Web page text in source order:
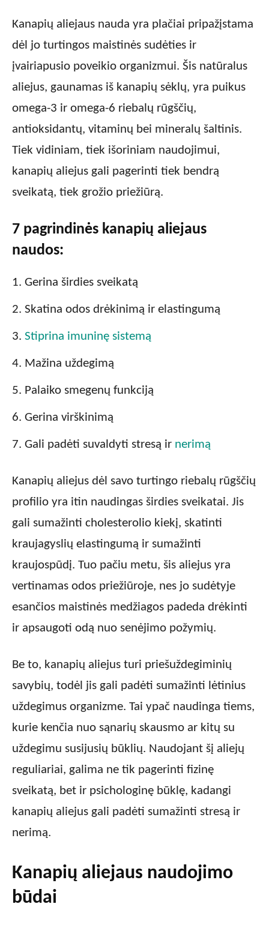
Kanapių aliejaus nauda yra plačiai pripažįstama
dėl jo turtingos maistinės sudėties ir
įvairiapusio poveikio organizmui. Šis natūralus
aliejus, gaunamas iš kanapių sėklų, yra puikus
omega-3 ir omega-6 riebalų rūgščių,
antioksidantų, vitaminų bei mineralų šaltinis.
Tiek vidiniam, tiek išoriniam naudojimui,
kanapių aliejus gali pagerinti tiek bendrą
sveikatą, tiek grožio priežiūrą.
7 pagrindinės kanapių aliejaus
naudos:
Gerina širdies sveikatą
Skatina odos drėkinimą ir elastingumą
Stiprina imuninę sistemą
Mažina uždegimą
Palaiko smegenų funkciją
Gerina virškinimą
Gali padėti suvaldyti stresą ir nerimą
Kanapių aliejus dėl savo turtingo riebalų rūgščių
profilio yra itin naudingas širdies sveikatai. Jis
gali sumažinti cholesterolio kiekį, skatinti
kraujagyslių elastingumą ir sumažinti
kraujospūdį. Tuo pačiu metu, šis aliejus yra
vertinamas odos priežiūroje, nes jo sudėtyje
esančios maistinės medžiagos padeda drėkinti
ir apsaugoti odą nuo senėjimo požymių.
Be to, kanapių aliejus turi priešuždegiminių
savybių, todėl jis gali padėti sumažinti lėtinius
uždegimus organizme. Tai ypač naudinga tiems,
kurie kenčia nuo sąnarių skausmo ar kitų su
uždegimu susijusių būklių. Naudojant šį aliejų
reguliariai, galima ne tik pagerinti fizinę
sveikatą, bet ir psichologinę būklę, kadangi
kanapių aliejus gali padėti sumažinti stresą ir
nerimą.
Kanapių aliejaus naudojimo
būdai